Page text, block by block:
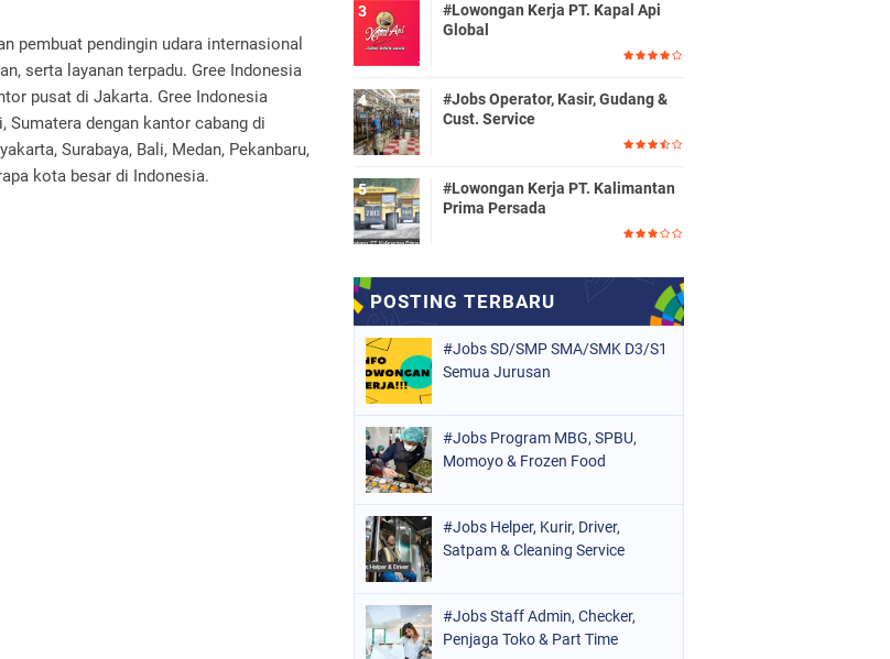
pembuat pendingin udara internasional
serta layanan terpadu. Gree Indonesia
pusat di Jakarta. Gree Indonesia
Sumatera dengan kantor cabang di
Surabaya, Bali, Medan, Pekanbaru,
kota besar di Indonesia.
#Lowongan Kerja PT. Kapal Api
Global
#Jobs Operator, Kasir, Gudang &
Cust. Service
#Lowongan Kerja PT. Kalimantan
Prima Persada
#Jobs SD/SMP SMA/SMK D3/S1
Semua Jurusan
#Jobs Program MBG, SPBU,
Momoyo & Frozen Food
#Jobs Helper, Kurir, Driver,
Satpam & Cleaning Service
#Jobs Staff Admin, Checker,
Penjaga Toko & Part Time